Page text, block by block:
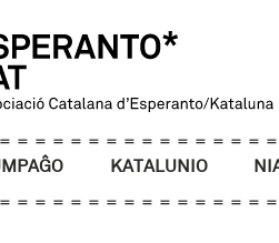
KATALUNIO